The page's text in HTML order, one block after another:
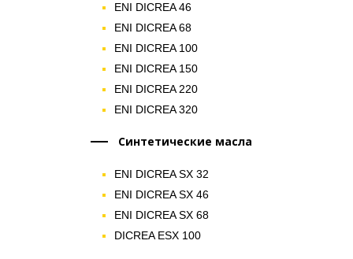
ENI DICREA 46
ENI DICREA 68
ENI DICREA 100
ENI DICREA 150
ENI DICREA 220
ENI DICREA 320
Синтетические масла
ENI DICREA SX 32
ENI DICREA SX 46
ENI DICREA SX 68
DICREA ESX 100